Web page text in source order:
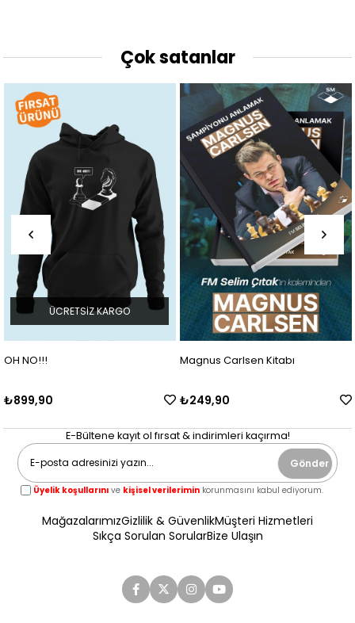
Çok satanlar
OH NO!!!
₺899,90
ÜCRETSIZ KARGO
Magnus Carlsen Kitabı
₺249,90
E-Bültene kayıt ol fırsat & indirimleri kaçırma!
Gönder
Üyelik koşullarını ve kişisel verilerimin korunmasını kabul ediyorum.
MağazalarımızGizlilik & GüvenlikMüşteri Hizmetleri
Sıkça Sorulan SorularBize Ulaşın